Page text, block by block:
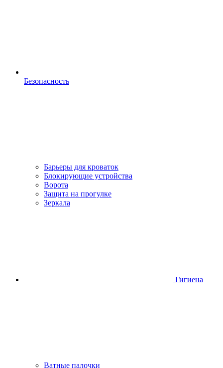
Безопасность
Барьеры для кроваток
Блокирующие устройства
Ворота
Защита на прогулке
Зеркала
Гигиена
Ватные палочки